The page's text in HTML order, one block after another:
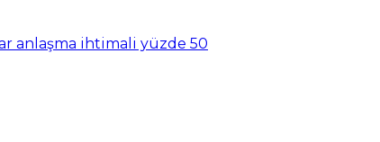
anlaşma ihtimali yüzde 50